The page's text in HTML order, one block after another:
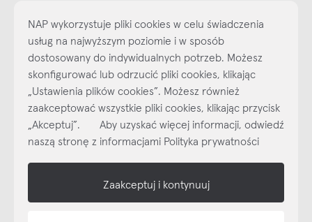
Najlepsze inspiracje i promocje na wyciągnięcie ręki, zapisz się już
dzisiaj do naszego cyklicznego newslettera!
SubskrybujNEWSLETTER
NAP
NAP wykorzystuje pliki cookies w celu świadczenia
usług na najwyższym poziomie i w sposób
dostosowany do indywidualnych potrzeb. Możesz
skonfigurować lub odrzucić pliki cookies, klikając
„Ustawienia plików cookies”. Możesz również
zaakceptować wszystkie pliki cookies, klikając przycisk
„Akceptuj”. Aby uzyskać więcej informacji, odwiedź
naszą stronę z informacjami Polityka prywatności
Zaakceptuj i kontynuuj